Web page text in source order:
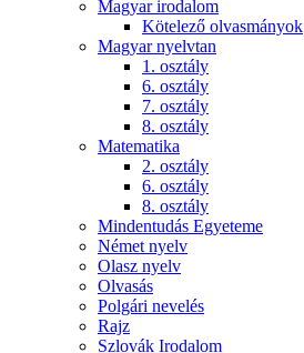
Magyar irodalom
Kötelező olvasmányok
Magyar nyelvtan
1. osztály
6. osztály
7. osztály
8. osztály
Matematika
2. osztály
6. osztály
8. osztály
Mindentudás Egyeteme
Német nyelv
Olasz nyelv
Olvasás
Polgári nevelés
Rajz
Szlovák Irodalom